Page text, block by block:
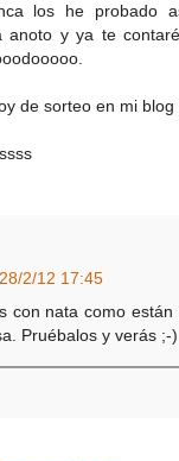
los he probado
anoto y ya te
de sorteo en mi blog
28/2/12 17:45
con nata como
Pruébalos y verás ;-)